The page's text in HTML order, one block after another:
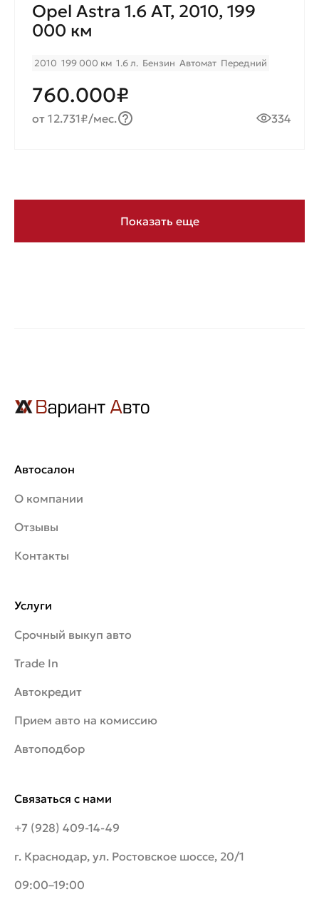
Opel Astra 1.6 AT, 2010, 199
000 км
2010 199 000 км 1.6 л. Бензин Автомат Передний
760.000₽
от 12.731₽/мес. 334
Показать еще
Автосалон
О компании
Отзывы
Контакты
Связаться с нами
+7 (928) 409-14-49
г. Краснодар, ул. Ростовское шоссе, 20/1
09:00–19:00
Услуги
Срочный выкуп авто
Trade In
Автокредит
Прием авто на комиссию
Автоподбор